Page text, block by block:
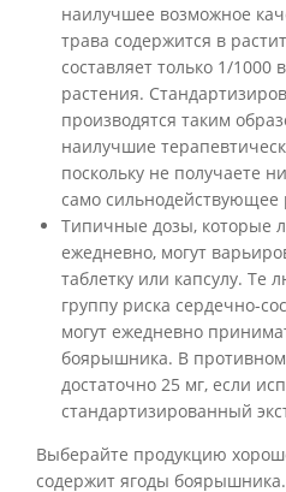
наилучшее возможное
трава содержится в
составляет только 1/1000
растения.
производятся таким
наилучшие
поскольку не получаете
само сильнодействующее
Типичные дозы, которые
ежедневно, могут
таблетку или капсулу. Те
группу риска сердечно-
могут ежедневно
боярышника. В
достаточно 25 мг, если
стандартизированный
Выберайте продукцию
содержит ягоды